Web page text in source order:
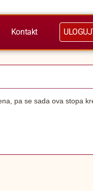
Kontakt
pa se sada ova stopa